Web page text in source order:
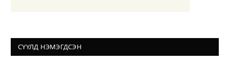
СҮҮЛД НЭМЭГДСЭН